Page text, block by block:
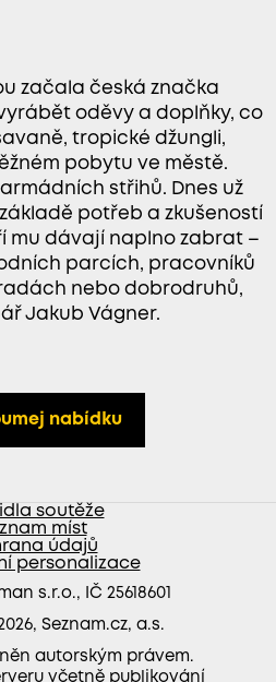
začala česká značka
vyrábět oděvy a doplňky, co
tropické džungli,
pobytu ve městě.
střihů. Dnes už
potřeb a zkušeností
mu dávají naplno zabrat –
parcích, pracovníků
nebo dobrodruhů,
Jakub Vágner.
nabídku
soutěže
míst
údajů
personalizace
s.r.o., IČ 25618601
, Seznam.cz, a.s.
autorským právem.
včetně publikování